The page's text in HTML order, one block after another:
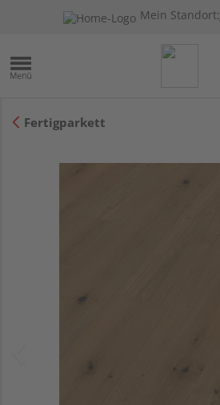
Mein Standort:
Fertigparkett